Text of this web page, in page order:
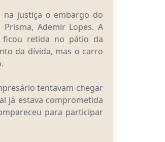
na justiça o embargo do
Ademir Lopes. A
ficou retida no pátio da
da dívida, mas o carro
tentavam chegar
já estava comprometida
para participar